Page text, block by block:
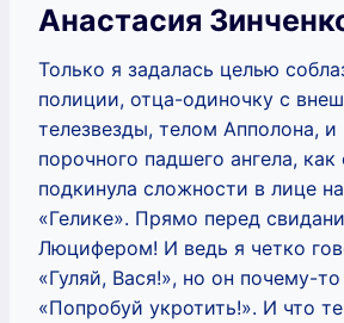
Анастасия
Только я задалась целью
полиции, отца-одиночку с
телезвезды, телом Апполона, и
порочного падшего ангела, как
подкинула сложности в лице
«Гелике». Прямо перед
Люцифером! И ведь я четко
«Гуляй, Вася!», но он почему-
«Попробуй укротить!». И что